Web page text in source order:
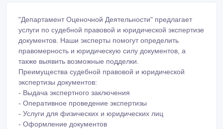
"Департамент Оценочной Деятельности" предлагает
услуги по судебной правовой и юридической экспертизе
документов. Наши эксперты помогут определить
правомерность и юридическую силу документов, а
также выявить возможные подделки.
Преимущества судебной правовой и юридической
экспертизы документов:
- Выдача экспертного заключения
- Оперативное проведение экспертизы
- Услуги для физических и юридических лиц
- Оформление документов